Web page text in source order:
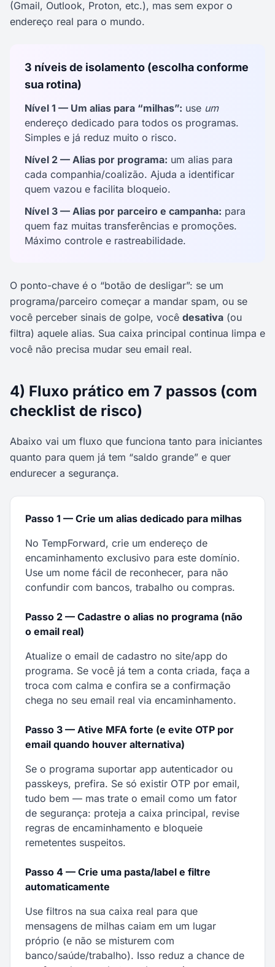
(Gmail, Outlook, Proton, etc.), mas sem expor o
endereço real para o mundo.
3 níveis de isolamento (escolha conforme
sua rotina)
Nível 1 — Um alias para “milhas”: use um
endereço dedicado para todos os programas.
Simples e já reduz muito o risco.
Nível 2 — Alias por programa: um alias para
cada companhia/coalizão. Ajuda a identificar
quem vazou e facilita bloqueio.
Nível 3 — Alias por parceiro e campanha: para
quem faz muitas transferências e promoções.
Máximo controle e rastreabilidade.
O ponto-chave é o “botão de desligar”: se um
programa/parceiro começar a mandar spam, ou se
você perceber sinais de golpe, você desativa (ou
filtra) aquele alias. Sua caixa principal continua limpa e
você não precisa mudar seu email real.
4) Fluxo prático em 7 passos (com
checklist de risco)
Abaixo vai um fluxo que funciona tanto para iniciantes
quanto para quem já tem “saldo grande” e quer
endurecer a segurança.
Passo 1 — Crie um alias dedicado para milhas
No TempForward, crie um endereço de
encaminhamento exclusivo para este domínio.
Use um nome fácil de reconhecer, para não
confundir com bancos, trabalho ou compras.
Passo 2 — Cadastre o alias no programa (não
o email real)
Atualize o email de cadastro no site/app do
programa. Se você já tem a conta criada, faça a
troca com calma e confira se a confirmação
chega no seu email real via encaminhamento.
Passo 3 — Ative MFA forte (e evite OTP por
email quando houver alternativa)
Se o programa suportar app autenticador ou
passkeys, prefira. Se só existir OTP por email,
tudo bem — mas trate o email como um fator
de segurança: proteja a caixa principal, revise
regras de encaminhamento e bloqueie
remetentes suspeitos.
Passo 4 — Crie uma pasta/label e filtre
automaticamente
Use filtros na sua caixa real para que
mensagens de milhas caiam em um lugar
próprio (e não se misturem com
banco/saúde/trabalho). Isso reduz a chance de